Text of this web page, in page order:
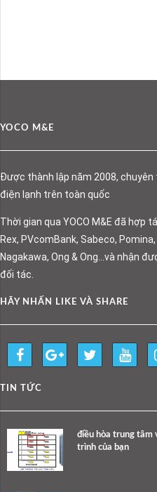
YOCO M&E
Được thành lập năm 2008,
điện lạnh trên toàn quốc
Thời gian qua YOCO M&E đã hợp
Rex, PVcomBank, Sabeco,
Nagakawa, Ong & Ong…và nhận
đối tác.
HÃY NHẤN LIKE VÀ SHARE
TIN TỨC
điều hòa trung tâm
trình của bạn